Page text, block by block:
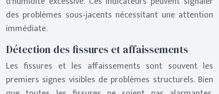
des problèmes sous-jacents nécessitant une attention
immédiate.
Détection des fissures et affaissements
Les fissures et les affaissements sont souvent les
premiers signes visibles de problèmes structurels. Bien